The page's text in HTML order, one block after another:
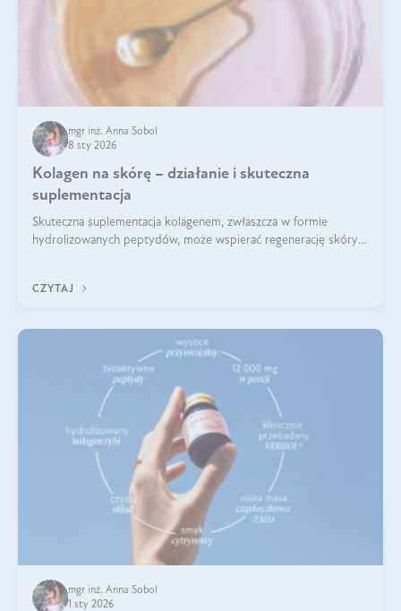
mgr inż. Anna Sobol
8 sty 2026
Kolagen na skórę – działanie i skuteczna
suplementacja
Skuteczna suplementacja kolagenem, zwłaszcza w formie
hydrolizowanych peptydów, może wspierać regenerację skóry i
CZYTAJ
mgr inż. Anna Sobol
1 sty 2026